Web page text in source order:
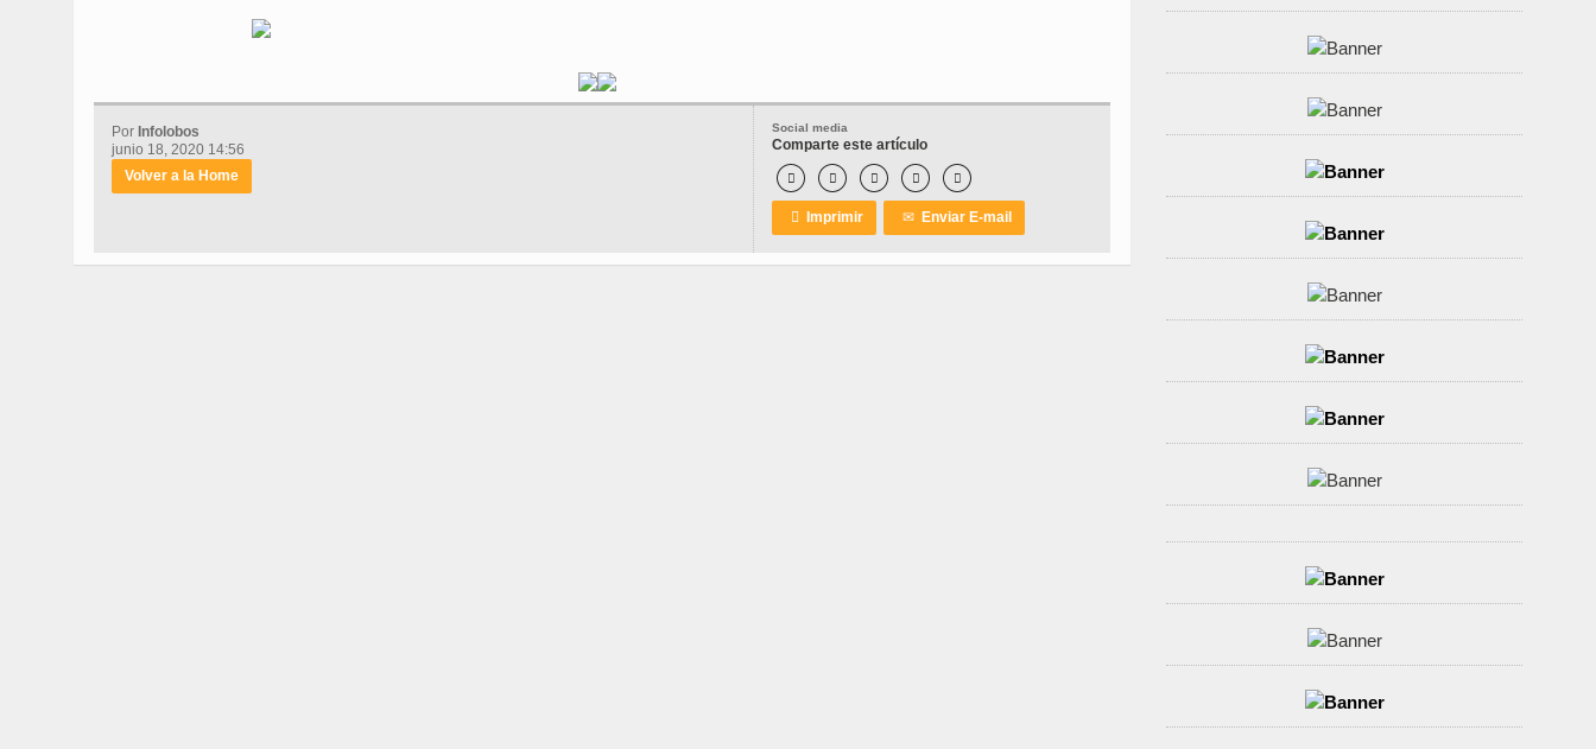
Social media
Comparte este artículo
    
 Imprimir ✉ Enviar E-mail
Por Infolobos
junio 18, 2020 14:56
Volver a la Home